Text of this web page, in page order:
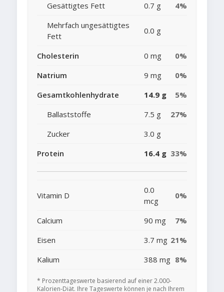
Gesättigtes Fett
0.7 g
4%
Mehrfach ungesättigtes
Fett
0.0 g
Cholesterin 0 mg
0%
Natrium
9 mg
0%
Gesamtkohlenhydrate
14.9 g
5%
Ballaststoffe
7.5 g
27%
Zucker
3.0 g
Protein
16.4 g 33%
Vitamin D
0.0
mcg
0%
Calcium 90 mg
7%
Eisen
3.7 mg 21%
Kalium
388 mg 8%
* Prozenttageswerte basierend auf einer 2.000-
Kalorien-Diät. Ihre Tageswerte können je nach Ihrem